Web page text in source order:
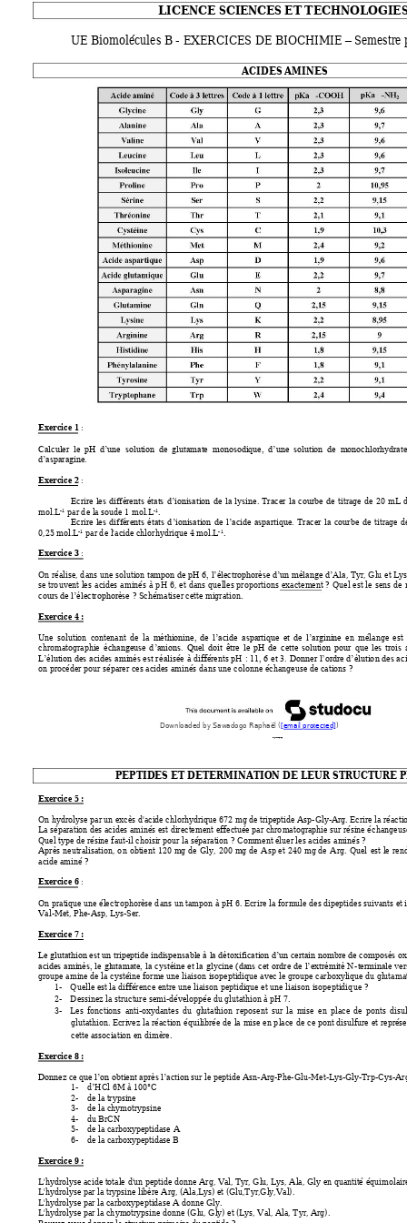
LICENCE SCIENCES ET TECHNOL
UE Biomolécules B - EXERCICES DE BIOCHIMIE – Semestre
ACIDES AMINES
Exercice 1 :
Calculer  le pH  d’une  solution de  glutamate  monosodique,  d’une  solution de  monochlorh
d’asparagine.
Exercice 2 :
Ecrire les différents états d’ionisation de la lysine. Tracer la courbe de titrage de 20 mL
mol.L-1 par de la soude 1 mol.L-1.
Ecrire les différents états d ’ionisation de l’acide aspartique. Tracer la courbe de titrage
0,25 mol.L-1 par de l'acide chlorhydrique 4 mol.L-1.
Exercice 3 :
On réalise, dans une solution tampon de pH 6, l’électrophorèse d’un mélange d’Ala, Tyr, Glu et
se trouvent les acides aminés à pH 6, et dans quelles proportions exactement ? Quel est le sens de
cours de l’électrophorèse ? Schématiser cette migration.
Exercice 4 :
Une solution contenant de la méthionine, de l’acide aspartique et de l’arginine en mélange est
chromatographie échangeuse d ’anions. Quel doit être le pH de cette solution pour que les trois
L’élution des acides aminés est réalisée à différents pH : 11, 6 et 3. Donner l’ordre d’élution des ac
on procéder pour séparer ces acides aminés dans une colonne échangeuse de cations ?
Downloaded by Sawadogo Raphaël ([email protected])
PEPTIDES ET DETERMINATION DE LEUR STRUCTURE
Exercice 5 :
On hydrolyse par un excès d'acide chlorhydrique 672 mg de tripeptide Asp-Gly-Arg. Ecrire la
La séparation des acides aminés est directement effectuée par chromatographie sur résine é
Quel type de résine faut-il choisir pour la séparation ? Comment éluer les acides aminés ?
Après neutralisation, on obtient 120 mg de Gly, 200 mg de Asp et 240 mg de Arg. Quel est le r
acide aminé ?
Exercice 6 :
On pratique une électrophorèse dans un tampon à pH 6. Ecrire la formule des dipeptides suivants et i
Val-Met, Phe-Asp, Lys-Ser.
Exercice 7 :
Le glutathion est un tripeptide indispensable à la détoxification d’un certain nombre de composés
acides aminés, le glutamate, la cystéine et la glycine (dans cet ordre de l’extrémité N -terminale
groupe amine de la cystéine forme une liaison isopeptidique avec le groupe carboxylique du gluta
1-
Quelle est la différence entre une liaison peptidique et une liaison isopeptidique ?
2-
Dessinez la structure semi-développée du glutathion à pH 7.
3-
Les fonctions anti-oxydantes du glutathion reposent sur la mise en place de ponts
glutathion. Ecrivez la réaction équilibrée de la mise en place de ce pont disulfure et
cette association en dimère.
Exercice 8 :
Donnez ce que l’on obtient après l’action sur le peptide Asn-Arg-Phe-Glu-Met-Lys-Gly-Trp-Cys-
1- d’HCl 6M à 100°C
2- de la trypsine
3- de la chymotrypsine
4- du BrCN
5- de la carboxypeptidase A
6- de la carboxypeptidase B
Exercice 9 :
L'hydrolyse acide totale d'un peptide donne Arg, Val, Tyr, Glu, Lys, Ala, Gly en quantité é
L'hydrolyse par la trypsine libère Arg, (Ala,Lys) et (Glu,Tyr,Gly,Val).
L'hydrolyse par la carboxypeptidase A donne Gly.
L'hydrolyse par la chymotrypsine donne (Glu, Gly) et (Lys, Val, Ala, Tyr, Arg).